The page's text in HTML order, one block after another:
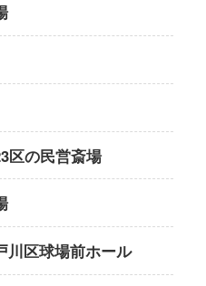
区の民営斎場
川区球場前ホール